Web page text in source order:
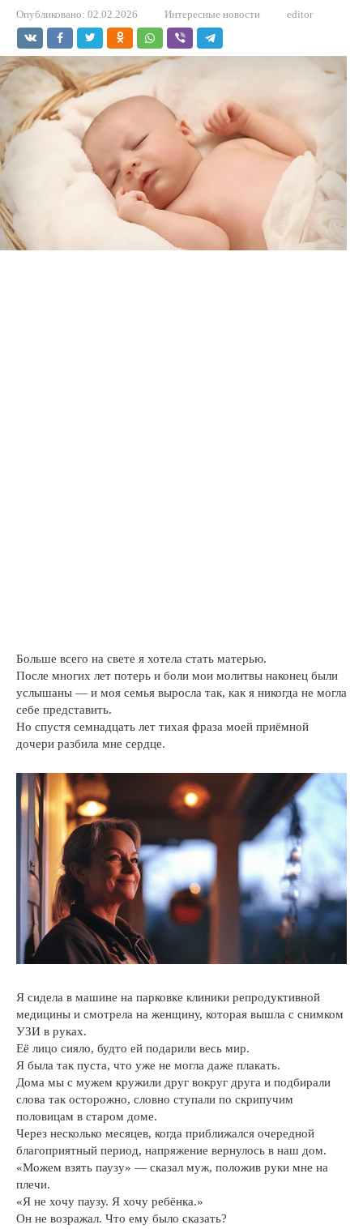
Опубликовано: 02.02.2026 Интересные новости editor
Больше всего на свете я хотела стать матерью.
После многих лет потерь и боли мои молитвы наконец были
услышаны — и моя семья выросла так, как я никогда не могла
себе представить.
Но спустя семнадцать лет тихая фраза моей приёмной
дочери разбила мне сердце.
Я сидела в машине на парковке клиники репродуктивной
медицины и смотрела на женщину, которая вышла с снимком
УЗИ в руках.
Её лицо сияло, будто ей подарили весь мир.
Я была так пуста, что уже не могла даже плакать.
Дома мы с мужем кружили друг вокруг друга и подбирали
слова так осторожно, словно ступали по скрипучим
половицам в старом доме.
Через несколько месяцев, когда приближался очередной
благоприятный период, напряжение вернулось в наш дом.
«Можем взять паузу» — сказал муж, положив руки мне на
плечи.
«Я не хочу паузу. Я хочу ребёнка.»
Он не возражал. Что ему было сказать?